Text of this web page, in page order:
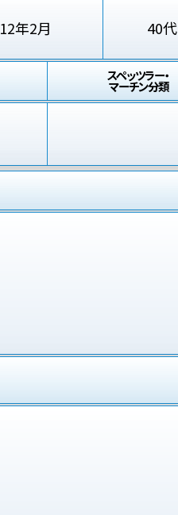
年2月 40代
スペッツラー・
マーチン分類